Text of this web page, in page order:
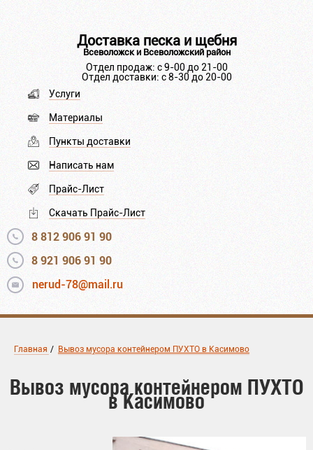
Доставка песка и щебня
Всеволожск и Всеволожский район
Отдел продаж: с 9-00 до 21-00
Отдел доставки: с 8-30 до 20-00
Услуги
Материалы
Пункты доставки
Написать нам
Прайс-Лист
Скачать Прайс-Лист
8 812 906 91 90
8 921 906 91 90
nerud-78@mail.ru
Главная / Вывоз мусора контейнером ПУХТО в Касимово
Вывоз мусора контейнером ПУХТО
в Касимово